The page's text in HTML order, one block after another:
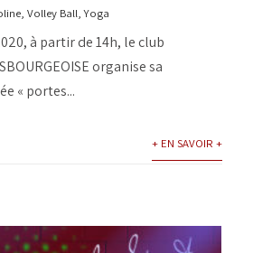
,Volley Ball,Yoga
à partir de 14h, le club
organise sa
« portes...
+ EN SAVOIR +